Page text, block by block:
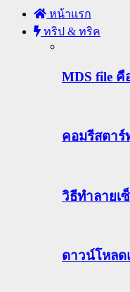
หน้าแรก
ทริป & ทริค
MDS file คื
คอมรีสตาร์
วิธีทําลายเ
ดาวน์โหลด